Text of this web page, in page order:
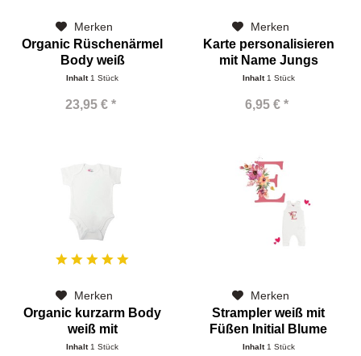
Merken
Organic Rüschenärmel
Body weiß
personalisieren
Inhalt1 Stück
23,95 € *
Merken
Karte personalisieren
mit Name Jungs
Inhalt1 Stück
6,95 € *
Merken
Organic kurzarm Body
weiß mit
Schlupfkragen...
Inhalt 1 Stück
Merken
Strampler weiß mit
Füßen Initial Blume
Inhalt 1 Stück